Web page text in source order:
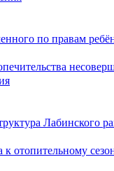
по правам
Лабинского
к отопительному